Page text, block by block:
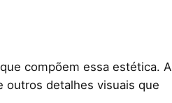
compõem essa estética. A
outros detalhes visuais que